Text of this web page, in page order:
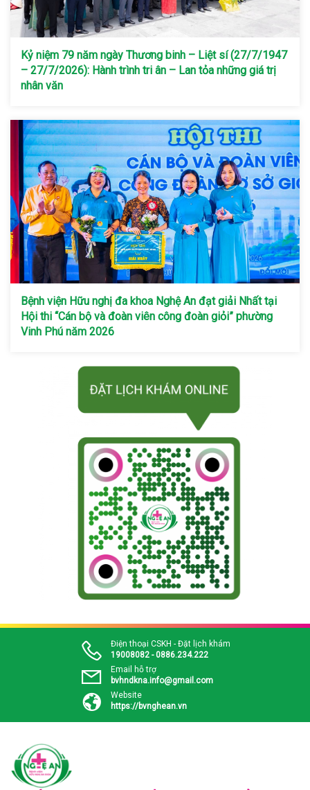
Kỷ niệm 79 năm ngày Thương binh – Liệt sí (27/7/1947
– 27/7/2026): Hành trình tri ân – Lan tỏa những giá trị
nhân văn
Bệnh viện Hữu nghị đa khoa Nghệ An đạt giải Nhất tại
Hội thi “Cán bộ và đoàn viên công đoàn giỏi” phường
Vinh Phú năm 2026
Điện thoại CSKH - Đặt lịch khám
19008082 - 0886.234.222
Email hỗ trợ
bvhndkna.info@gmail.com
Website
https://bvnghean.vn